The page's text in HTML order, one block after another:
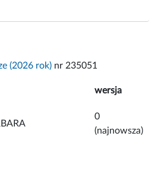
(2026 rok) nr 235051
wersja
0
(najnowsza)